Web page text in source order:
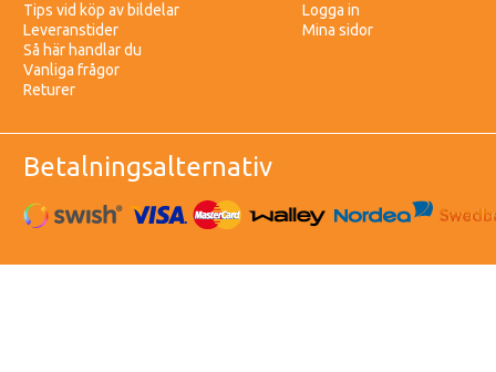
Tips vid köp av bildelar
Leveranstider
Så här handlar du
Vanliga frågor
Returer
Logga in
Mina sidor
Betalningsalternativ